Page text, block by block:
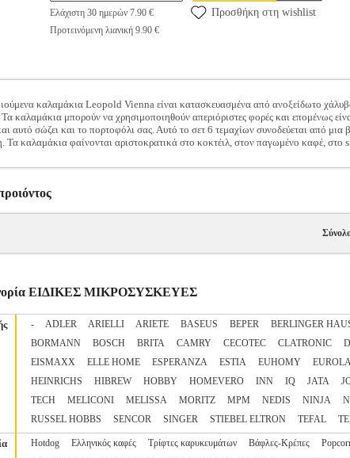
Ελάχιστη 30 ημερών 7.90 €
Προτεινόμενη λιανική 9.90 €
Προσθήκη στη wishlist
καλαμάκια Leopold Vienna είναι κατασκευασμένα από ανοξείδωτο
καλαμάκια μπορούν να χρησιμοποιηθούν απεριόριστες φορές και επομένως
αυτό σώζει και το πορτοφόλι σας. Αυτό το σετ 6 τεμαχίων συνοδεύεται από μια
Τα καλαμάκια φαίνονται αριστοκρατικά στο κοκτέιλ, στον παγωμένο καφέ,
ΕΙΔΙΚΕΣ ΜΙΚΡΟΣΥΣΚΕΥΕΣ
- ADLER ARIELLI ARIETE BASEUS BEPER BERLINGER
BORMANN
BOSCH BRITA CAMRY CECOTEC CLATRONIC
EISMAXX
ELLE HOME ESPERANZA ESTIA EUHOMY
HEINRICHS
HIBREW HOBBY HOMEVERO INN IQ JATA
TECH
MELICONI MELISSA MORITZ MPM NEDIS NINJA
RUSSEL HOBBS
SENCOR SINGER STIEBEL ELTRON TEFAL
Hotdog Ελληνικός καφές Τρίφτες καρυκευμάτων Βάφλες-Κρέπες